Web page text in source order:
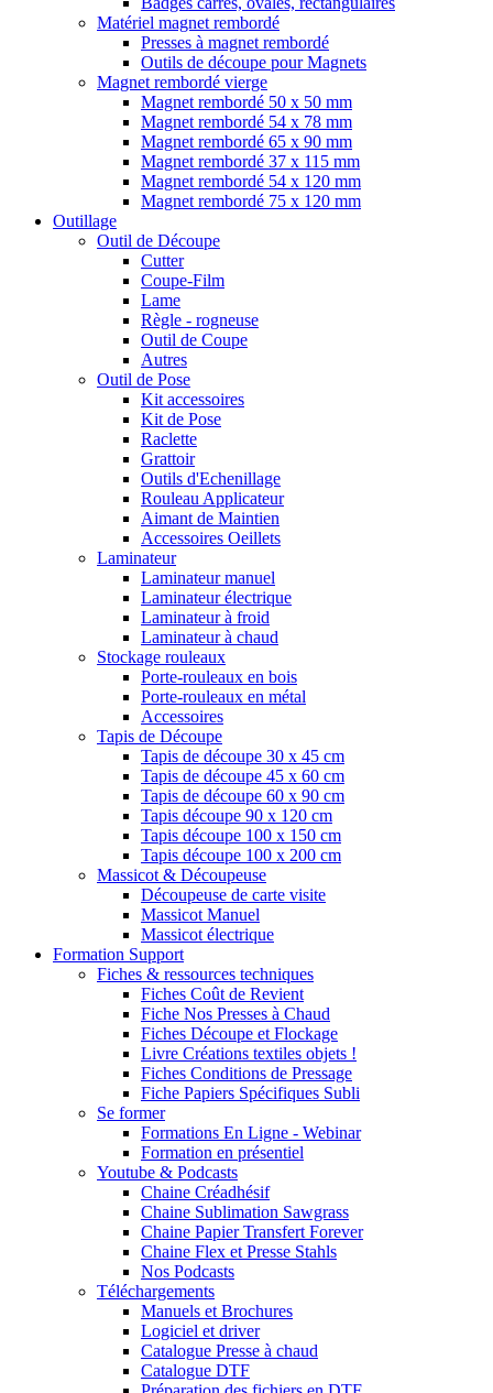
Matériel magnet rembordé
Presses à magnet rembordé
Outils de découpe pour Magnets
Magnet rembordé vierge
Magnet rembordé 50 x 50 mm
Magnet rembordé 54 x 78 mm
Magnet rembordé 65 x 90 mm
Magnet rembordé 37 x 115 mm
Magnet rembordé 54 x 120 mm
Magnet rembordé 75 x 120 mm
Outillage
Outil de Découpe
Cutter
Coupe-Film
Lame
Règle - rogneuse
Outil de Coupe
Autres
Outil de Pose
Kit accessoires
Kit de Pose
Raclette
Grattoir
Outils d'Echenillage
Rouleau Applicateur
Aimant de Maintien
Accessoires Oeillets
Laminateur
Laminateur manuel
Laminateur électrique
Laminateur à froid
Laminateur à chaud
Stockage rouleaux
Porte-rouleaux en bois
Porte-rouleaux en métal
Accessoires
Tapis de Découpe
Tapis de découpe 30 x 45 cm
Tapis de découpe 45 x 60 cm
Tapis de découpe 60 x 90 cm
Tapis découpe 90 x 120 cm
Tapis découpe 100 x 150 cm
Tapis découpe 100 x 200 cm
Massicot & Découpeuse
Découpeuse de carte visite
Massicot Manuel
Massicot électrique
Formation Support
Fiches & ressources techniques
Fiches Coût de Revient
Fiche Nos Presses à Chaud
Fiches Découpe et Flockage
Livre Créations textiles objets !
Fiches Conditions de Pressage
Fiche Papiers Spécifiques Subli
Se former
Formations En Ligne - Webinar
Formation en présentiel
Youtube & Podcasts
Chaine Créadhésif
Chaine Sublimation Sawgrass
Chaine Papier Transfert Forever
Chaine Flex et Presse Stahls
Nos Podcasts
Téléchargements
Manuels et Brochures
Logiciel et driver
Catalogue Presse à chaud
Catalogue DTF